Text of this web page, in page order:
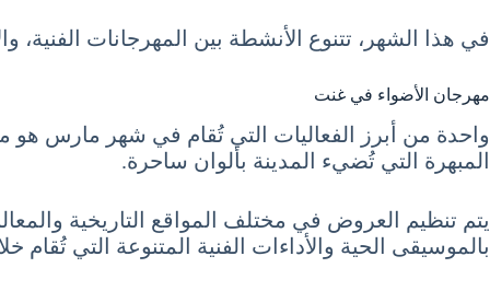
في هذا الشهر، تتنوع الأنشطة بين المهرجانات
مهرجان الأضواء في غنت
واحدة من أبرز الفعاليات التي تُقام في شهر مارس هو
المبهرة التي تُضيء المدينة بألوان ساحرة.
يتم تنظيم العروض في مختلف المواقع التاريخية
بالموسيقى الحية والأداءات الفنية المتنوعة التي تُقام